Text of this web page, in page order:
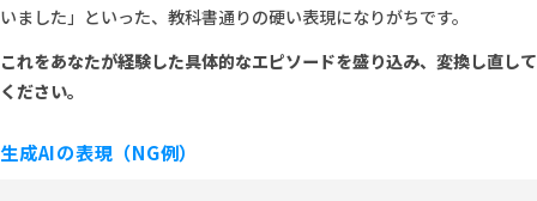
いました」といった、教科書通りの硬い表現になりがちです。
これをあなたが経験した具体的なエピソードを盛り込み、変換し直して
ください。
生成AIの表現（NG例）